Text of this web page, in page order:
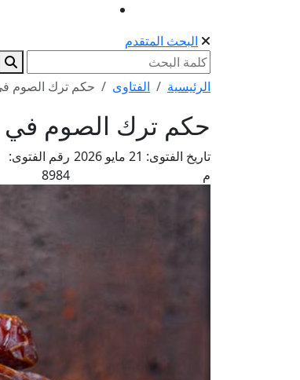
البحث المتقدم
الرئيسية الفتاوى حكم ترك الصوم
حكم ترك الصوم في
تاريخ الفتوى:
21 مايو 2026
م
رقم الفتوى:
8984